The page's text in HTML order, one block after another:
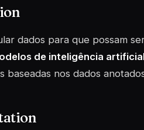
dados para que possam
de inteligência
nos dados